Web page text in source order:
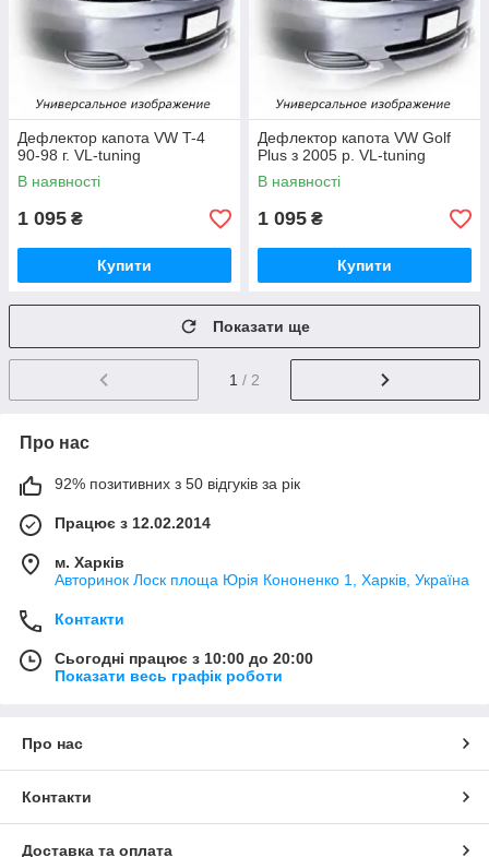
Дефлектор капота VW T-4
90-98 г. VL-tuning
В наявності
1 095 ₴
Купити
Дефлектор капота VW Golf
Plus з 2005 р. VL-tuning
В наявності
1 095 ₴
Купити
Показати ще
1 / 2
Про нас
92% позитивних з 50 відгуків за рік
Працює з 12.02.2014
м. Харків
Авторинок Лоск площа Юрія Кононенко 1, Харків, Україна
Контакти
Сьогодні працює з 10:00 до 20:00
Показати весь графік роботи
Про нас
Контакти
Доставка та оплата